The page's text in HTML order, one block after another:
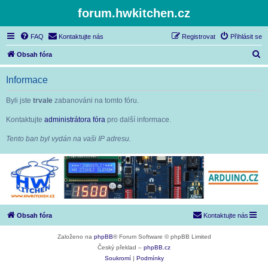
forum.hwkitchen.cz
FAQ Kontaktujte nás Přihlásit se
Registrovat
Obsah fóra
l
Informace
Byli jste trvale zabanováni na tomto fóru.
Kontaktujte administrátora fóra pro další informace.
Tento ban byl vydán na vaši IP adresu.
Obsah fóra Kontaktujte nás
Založeno na phpBB® Forum Software © phpBB Limited
Český překlad – phpBB.cz
Soukromí
Podmínky